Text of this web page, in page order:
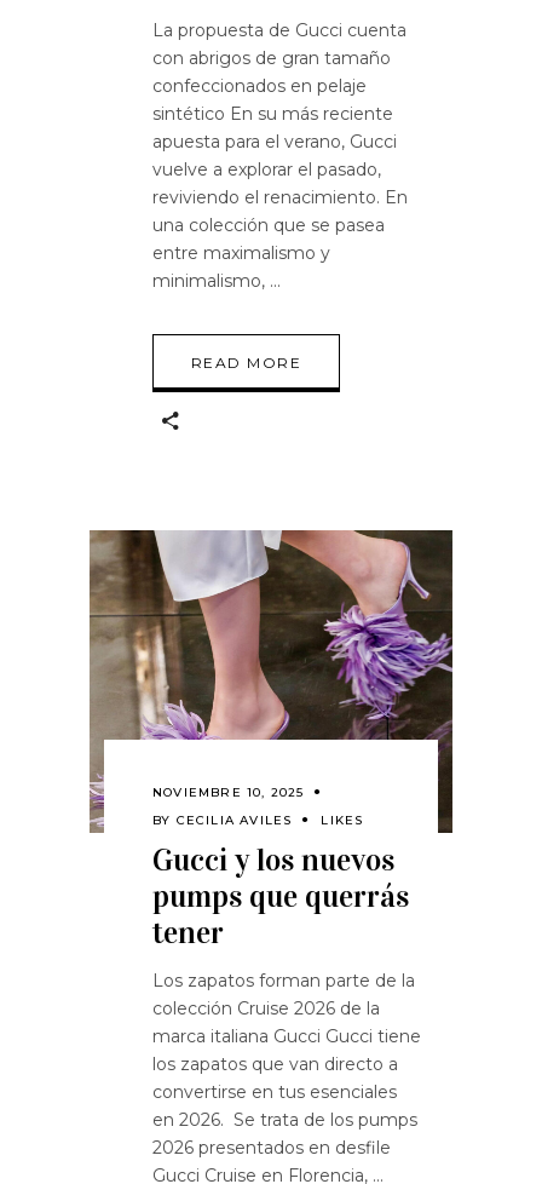
La propuesta de Gucci cuenta
con abrigos de gran tamaño
confeccionados en pelaje
sintético En su más reciente
apuesta para el verano, Gucci
vuelve a explorar el pasado,
reviviendo el renacimiento. En
una colección que se pasea
entre maximalismo y
minimalismo,
READ MORE
NOVIEMBRE 10, 2025
BY CECILIA AVILES LIKES
Gucci y los nuevos
pumps que querrás
tener
Los zapatos forman parte de la
colección Cruise 2026 de la
marca italiana Gucci Gucci tiene
los zapatos que van directo a
convertirse en tus esenciales
en 2026. Se trata de los pumps
2026 presentados en desfile
Gucci Cruise en Florencia,